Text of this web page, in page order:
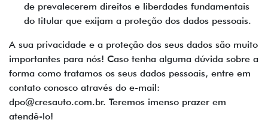
de prevalecerem direitos e liberdades fundamentais
do titular que exijam a proteção dos dados pessoais.
A sua privacidade e a proteção dos seus dados são muito
importantes para nós! Caso tenha alguma dúvida sobre a
forma como tratamos os seus dados pessoais, entre em
contato conosco através do e-mail:
dpo@cresauto.com.br. Teremos imenso prazer em
atendê-lo!